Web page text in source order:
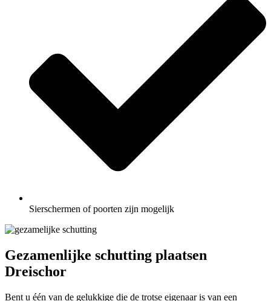
Sierschermen of poorten zijn mogelijk
Gezamenlijke schutting plaatsen
Dreischor
Bent u één van de gelukkige die de trotse eigenaar is van een